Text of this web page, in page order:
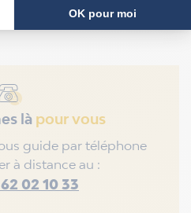
là pour vous
guide par téléphone
à distance au :
02 10 33